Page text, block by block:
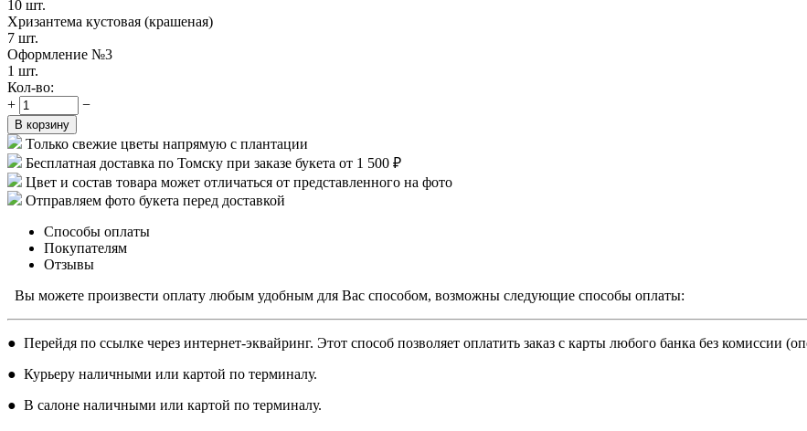
10 шт.
Хризантема кустовая (крашеная)
7 шт.
Оформление №3
1 шт.
Кол-во:
+
−
В корзину
Только свежие цветы напрямую с плантации
Бесплатная доставка по Томску при заказе букета от 1 500 ₽
Цвет и состав товара может отличаться от представленного на фото
Отправляем фото букета перед доставкой
Способы оплаты
Покупателям
Отзывы
Вы можете произвести оплату любым удобным для Вас способом, возможны следующие способы оплаты:
● Перейдя по ссылке через интернет-эквайринг. Этот способ позволяет оплатить заказ с карты любого банка без комиссии
● Курьеру наличными или картой по терминалу.
● В салоне наличными или картой по терминалу.